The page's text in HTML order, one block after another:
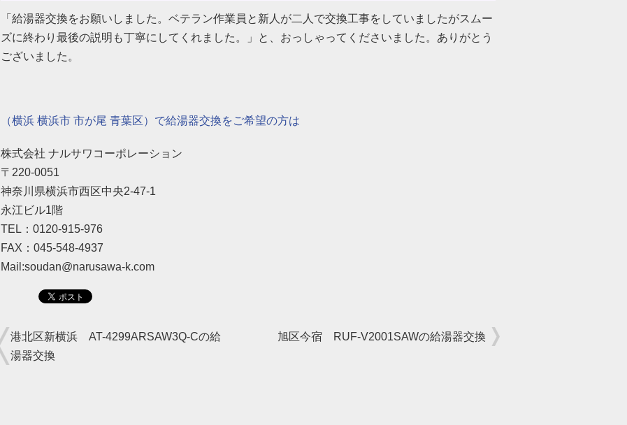
「給湯器交換をお願いしました。ベテラン作業員と新人が二人で交換工事をしていましたがスムー
ズに終わり最後の説明も丁寧にしてくれました。」と、おっしゃってくださいました。ありがとう
ございました。
（横浜 横浜市 市が尾 青葉区）で給湯器交換をご希望の方は
株式会社 ナルサワコーポレーション
〒220-0051
神奈川県横浜市西区中央2-47-1
永江ビル1階
TEL：0120-915-976
FAX：045-548-4937
Mail:soudan@narusawa-k.com
港北区新横浜 AT-4299ARSAW3Q-Cの給
湯器交換
旭区今宿 RUF-V2001SAWの給湯器交換